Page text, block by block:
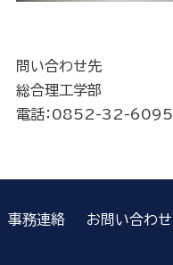
問い合わせ先
総合理工学部
電話：0852-32-6095
事務連絡 お問い合わせ